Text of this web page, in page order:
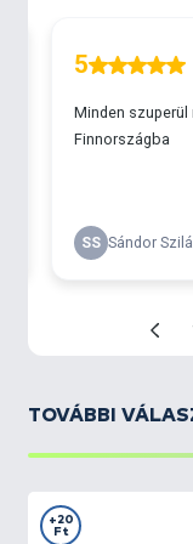
variálásával
16
méretű
SpéciCorn Mega.
TOVÁBBI
+20
Ft